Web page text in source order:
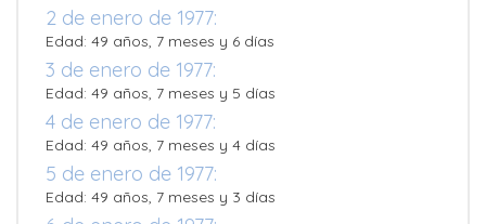
2 de enero de 1977:
Edad: 49 años, 7 meses y 6 días
3 de enero de 1977:
Edad: 49 años, 7 meses y 5 días
4 de enero de 1977:
Edad: 49 años, 7 meses y 4 días
5 de enero de 1977:
Edad: 49 años, 7 meses y 3 días